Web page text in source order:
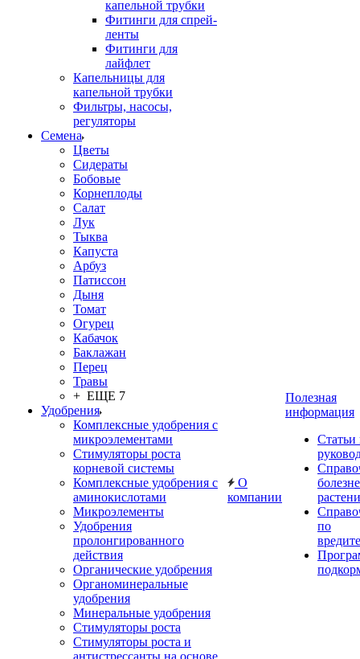
капельной трубки
Фитинги для спрей-
ленты
Фитинги для
лайфлет
Капельницы для
капельной трубки
Фильтры, насосы,
регуляторы
Семена
Цветы
Сидераты
Бобовые
Корнеплоды
Салат
Лук
Тыква
Капуста
Арбуз
Патиссон
Дыня
Томат
Огурец
Кабачок
Баклажан
Перец
Травы
+ ЕЩЕ 7
Удобрения
Комплексные удобрения с
микроэлементами
Стимуляторы роста
корневой системы
Комплексные удобрения с
аминокислотами
Микроэлементы
Удобрения
пролонгированного
действия
Органические удобрения
Органоминеральные
удобрения
Минеральные удобрения
Стимуляторы роста
Стимуляторы роста и
антистрессанты на основе
О
компании
Полезная
информация
Статьи
по